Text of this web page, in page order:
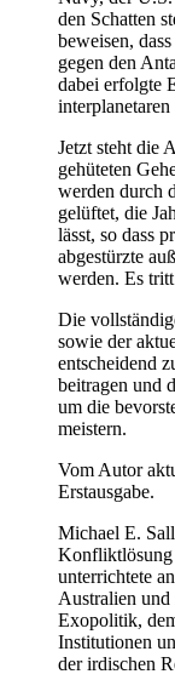
den Schatten
beweisen,
gegen den
dabei erfolgte
Jetzt steht die
gehüteten
werden durch
gelüftet, die
lässt, so dass
abgestürzte
werden. Es
Die
sowie der
entscheidend
beitragen und
um die
meistern.
Vom Autor
Erstausgabe.
Michael E.
Konfliktlösung
unterrichtete
Australien
Exopolitik,
Institutionen
der irdischen